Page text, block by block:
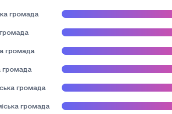
громада
громада
громада
громада